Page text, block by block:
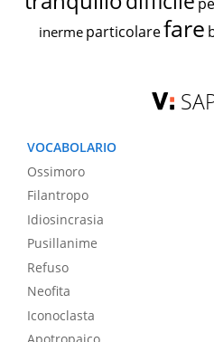
inerme particolarefare
VOCABOLARIO
Ossimoro
Filantropo
Idiosincrasia
Pusillanime
Refuso
Neofita
Iconoclasta